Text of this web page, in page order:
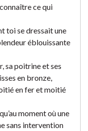
ce qui
toi se dressait une
éblouissante
sa poitrine et ses
en bronze,
en fer et moitié
moment où une
sans intervention